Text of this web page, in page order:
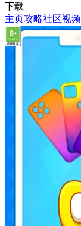
下载
主页攻略社区视频